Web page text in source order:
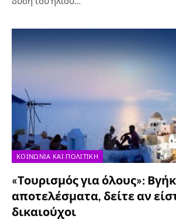
ΚΟΙΝΩΝΊΑ ΚΑΙ ΠΟΛΙΤΙΚΉ
«Τουρισμός για όλους»:
αποτελέσματα, δείτε αν
δικαιούχοι